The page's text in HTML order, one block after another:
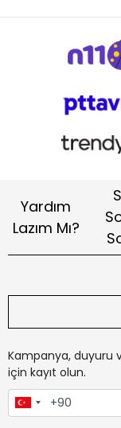
Yardım
Lazım Mı?
Kampanya, duyuru
için kayıt olun.